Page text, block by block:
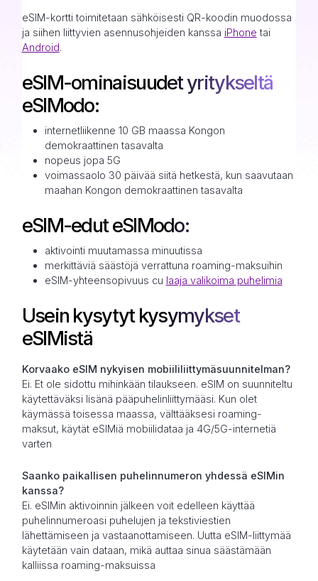
eSIM-kortti toimitetaan sähköisesti QR-koodin muodossa
ja siihen liittyvien asennusohjeiden kanssa iPhone tai
Android.
eSIM-ominaisuudet yritykseltä
eSIModo:
internetliikenne 10 GB maassa Kongon
demokraattinen tasavalta
nopeus jopa 5G
voimassaolo 30 päivää siitä hetkestä, kun saavutaan
maahan Kongon demokraattinen tasavalta
eSIM-edut eSIModo:
aktivointi muutamassa minuutissa
merkittäviä säästöjä verrattuna roaming-maksuihin
eSIM-yhteensopivuus cu laaja valikoima puhelimia
Usein kysytyt kysymykset
eSIMistä
Korvaako eSIM nykyisen mobiililiittymäsuunnitelman?
Ei. Et ole sidottu mihinkään tilaukseen. eSIM on suunniteltu
käytettäväksi lisänä pääpuhelinliittymääsi. Kun olet
käymässä toisessa maassa, välttääksesi roaming-
maksut, käytät eSIMiä mobiilidataa ja 4G/5G-internetiä
varten
Saanko paikallisen puhelinnumeron yhdessä eSIMin
kanssa?
Ei. eSIMin aktivoinnin jälkeen voit edelleen käyttää
puhelinnumeroasi puhelujen ja tekstiviestien
lähettämiseen ja vastaanottamiseen. Uutta eSIM-liittymää
käytetään vain dataan, mikä auttaa sinua säästämään
kalliissa roaming-maksuissa